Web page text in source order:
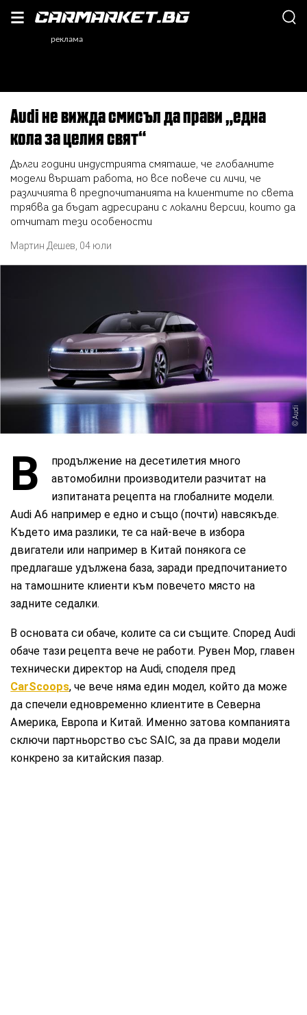
Audi не вижда смисъл да прави „една
кола за целия свят“
Дълги години индустрията смяташе, че глобалните
модели вършат работа, но все повече си личи, че
различията в предпочитанията на клиентите по света
трябва да бъдат адресирани с локални версии, които да
отчитат тези особености
Мартин Дешев 04 юли
Audi
В
продължение на десетилетия много
автомобилни производители разчитат на
изпитаната рецепта на глобалните модели.
Audi A6 например е едно и също (почти) навсякъде.
Където има разлики, те са най-вече в избора
двигатели или например в Китай понякога се
предлагаше удължена база, заради предпочитанието
на тамошните клиенти към повечето място на
задните седалки.
В основата си обаче, колите са си същите. Според Audi
обаче тази рецепта вече не работи. Рувен Мор, главен
технически директор на Audi, споделя пред
CarScoops, че вече няма един модел, който да може
да спечели едновременно клиентите в Северна
Америка, Европа и Китай. Именно затова компанията
сключи партньорство със SAIC, за да прави модели
конкрено за китайския пазар.